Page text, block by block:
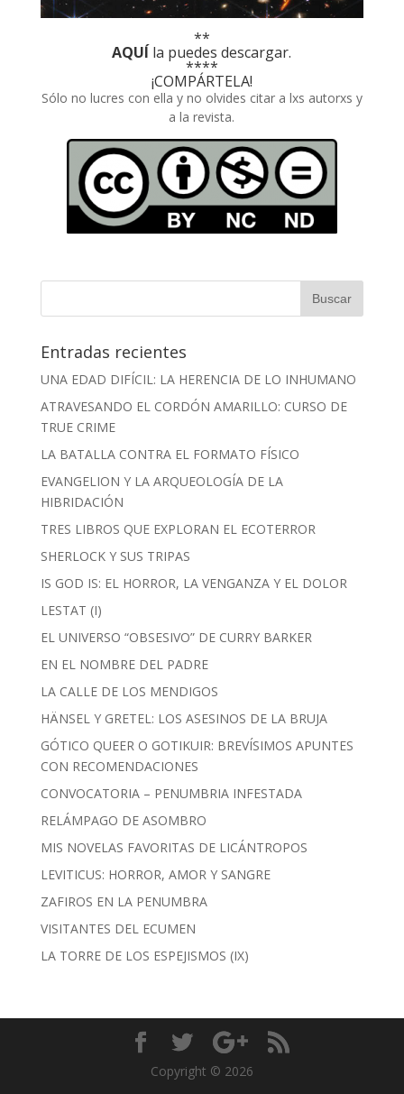
**
AQUÍ la puedes descargar.
****
¡COMPÁRTELA!
Sólo no lucres con ella y no olvides citar a lxs autorxs y
a la revista.
Entradas recientes
UNA EDAD DIFÍCIL: LA HERENCIA DE LO INHUMANO
ATRAVESANDO EL CORDÓN AMARILLO: CURSO DE
TRUE CRIME
LA BATALLA CONTRA EL FORMATO FÍSICO
EVANGELION Y LA ARQUEOLOGÍA DE LA
HIBRIDACIÓN
TRES LIBROS QUE EXPLORAN EL ECOTERROR
SHERLOCK Y SUS TRIPAS
IS GOD IS: EL HORROR, LA VENGANZA Y EL DOLOR
LESTAT (I)
EL UNIVERSO “OBSESIVO” DE CURRY BARKER
EN EL NOMBRE DEL PADRE
LA CALLE DE LOS MENDIGOS
HÄNSEL Y GRETEL: LOS ASESINOS DE LA BRUJA
GÓTICO QUEER O GOTIKUIR: BREVÍSIMOS APUNTES
CON RECOMENDACIONES
CONVOCATORIA – PENUMBRIA INFESTADA
RELÁMPAGO DE ASOMBRO
MIS NOVELAS FAVORITAS DE LICÁNTROPOS
LEVITICUS: HORROR, AMOR Y SANGRE
ZAFIROS EN LA PENUMBRA
VISITANTES DEL ECUMEN
LA TORRE DE LOS ESPEJISMOS (IX)
Copyright © 2026